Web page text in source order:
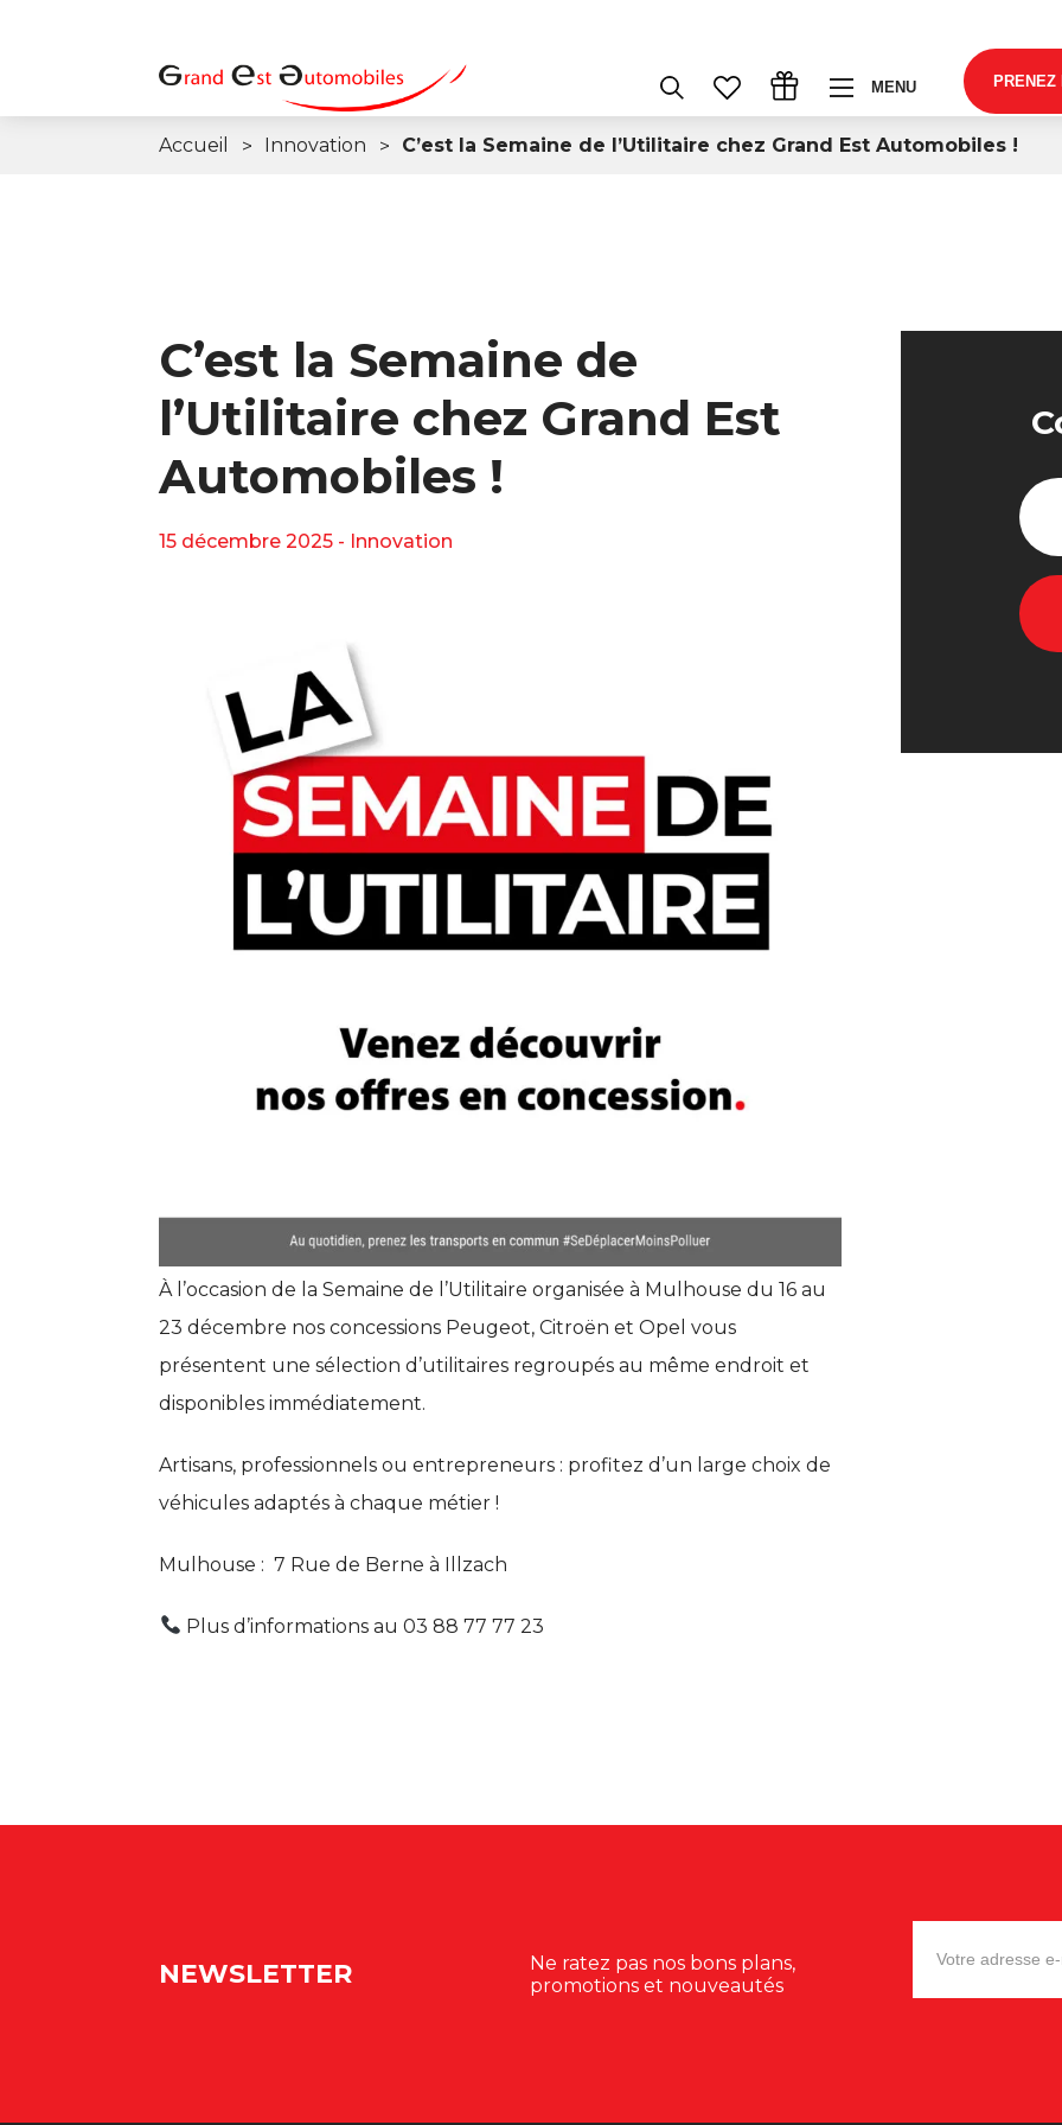
MENU PRENEZ
Accueil Innovation C’est la Semaine de l’Utilitaire chez Grand Est Automobiles !
C’est la Semaine de
l’Utilitaire chez Grand Est
Automobiles !
15 décembre 2025 - Innovation
À l’occasion de la Semaine de l’Utilitaire organisée à Mulhouse du 16 au
23 décembre nos concessions Peugeot, Citroën et Opel vous
présentent une sélection d’utilitaires regroupés au même endroit et
disponibles immédiatement.
Artisans, professionnels ou entrepreneurs : profitez d’un large choix de
véhicules adaptés à chaque métier !
Mulhouse :7 Rue de Berne à Illzach
Plus d’informations au 03 88 77 77 23
NEWSLETTER
Ne ratez pas nos bons plans,
promotions et nouveautés